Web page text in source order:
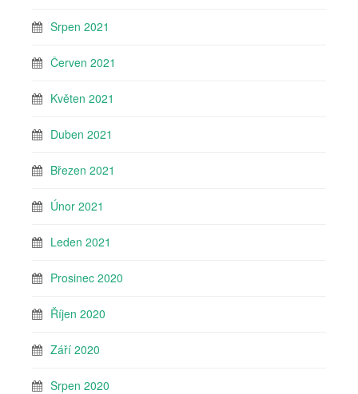
Srpen 2021
Červen 2021
Květen 2021
Duben 2021
Březen 2021
Únor 2021
Leden 2021
Prosinec 2020
Říjen 2020
Září 2020
Srpen 2020